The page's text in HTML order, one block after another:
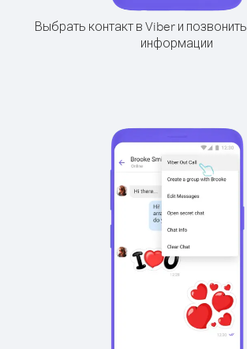
Выбрать контакт в Viber и
информации